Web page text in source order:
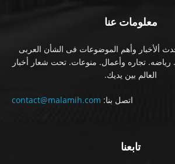
معلومات عنا
ألأخبار وأهم الموضوعات فى الشأن العربى
رياضه. تجاره وأعمال. منوعات. تحت شعار أخبار
العالم بين يديك.
اتصل بنا: contact@malamih.com
تابعنا